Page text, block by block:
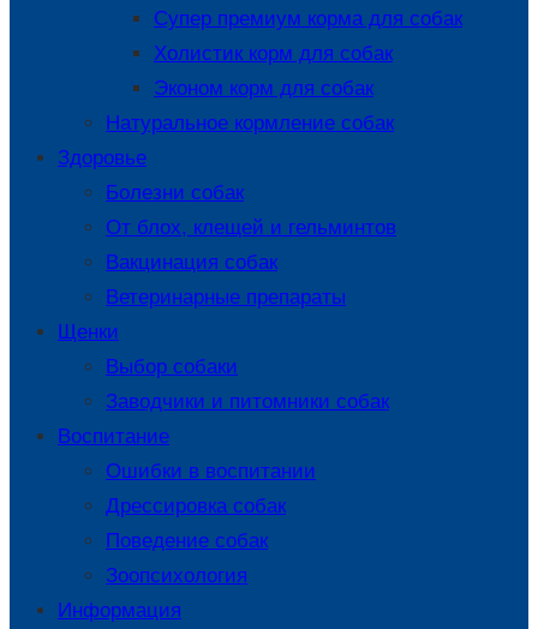
Супер премиум корма для собак
Холистик корм для собак
Эконом корм для собак
Натуральное кормление собак
Здоровье
Болезни собак
От блох, клещей и гельминтов
Вакцинация собак
Ветеринарные препараты
Щенки
Выбор собаки
Заводчики и питомники собак
Воспитание
Ошибки в воспитании
Дрессировка собак
Поведение собак
Зоопсихология
Информация